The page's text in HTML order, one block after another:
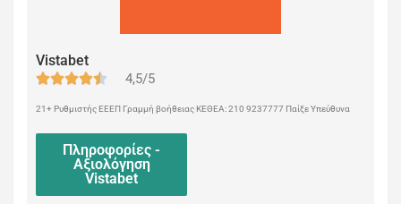
Vistabet
4,5/5
21+ Ρυθμιστής ΕΕΕΠ Γραμμή βοήθειας ΚΕΘΕΑ: 210 9237777 Παίξε Υπεύθυνα
Πληροφορίες -
Αξιολόγηση
Vistabet